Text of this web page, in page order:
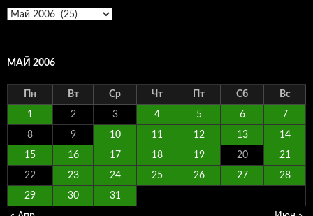
Архив
МАЙ 2006
Пн Вт Ср Чт Пт Сб Вс
1 2 3 4 5 6 7
8 9 10 11 12 13 14
15 16 17 18 19 20 21
22 23 24 25 26 27 28
29 30 31